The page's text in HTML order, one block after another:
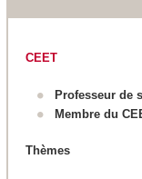
CEET
Professeur de
Membre du
Thèmes